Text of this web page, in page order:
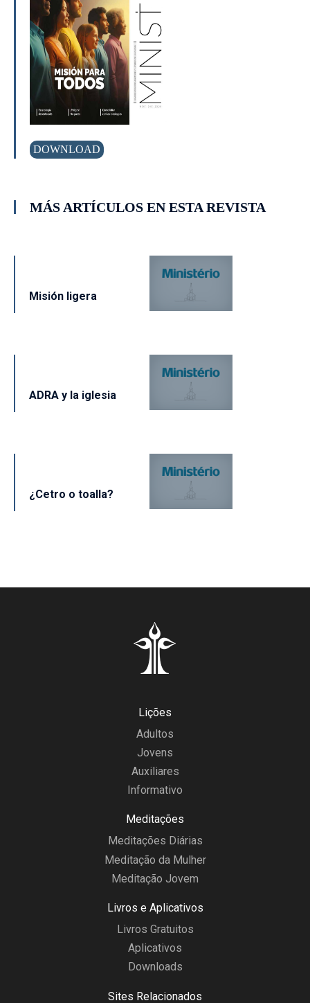
DOWNLOAD
MÁS ARTÍCULOS EN ESTA REVISTA
Misión ligera
ADRA y la iglesia
¿Cetro o toalla?
Lições
Adultos
Jovens
Auxiliares
Informativo
Meditações
Meditações Diárias
Meditação da Mulher
Meditação Jovem
Livros e Aplicativos
Livros Gratuitos
Aplicativos
Downloads
Sites Relacionados